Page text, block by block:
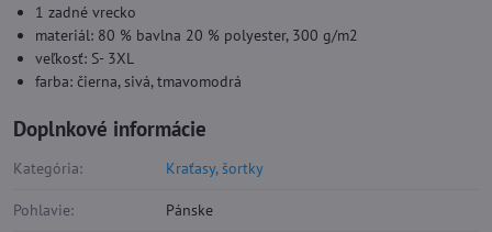
1 zadné vrecko
materiál: 80 % bavlna 20 % polyester, 300 g/m2
veľkosť: S- 3XL
farba: čierna, sivá, tmavomodrá
Doplnkové informácie
Kategória: Kraťasy, šortky
Pohlavie: Pánske